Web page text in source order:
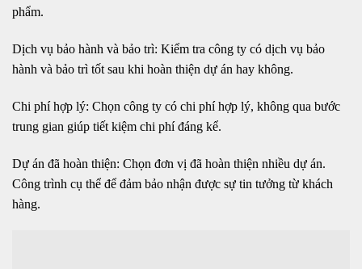
phẩm.
Dịch vụ bảo hành và bảo trì: Kiểm tra công ty có dịch vụ bảo
hành và bảo trì tốt sau khi hoàn thiện dự án hay không.
Chi phí hợp lý: Chọn công ty có chi phí hợp lý, không qua bước
trung gian giúp tiết kiệm chi phí đáng kể.
Dự án đã hoàn thiện: Chọn đơn vị đã hoàn thiện nhiều dự án.
Công trình cụ thể để đảm bảo nhận được sự tin tưởng từ khách
hàng.